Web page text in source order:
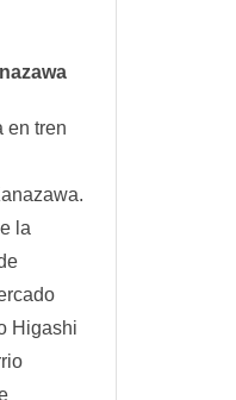
en tren
la
Higashi